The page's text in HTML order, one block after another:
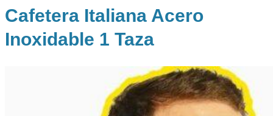
Cafetera Italiana Acero
Inoxidable 1 Taza